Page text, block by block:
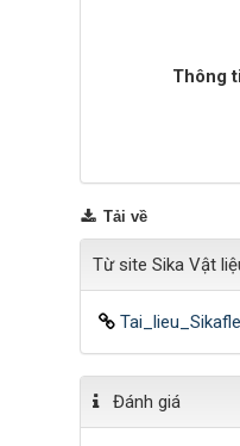
Thông
Tải về
Từ site Sika Vật
Đánh giá